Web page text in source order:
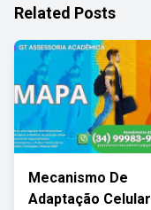
Related Posts
Mecanismo De
Adaptação Celular